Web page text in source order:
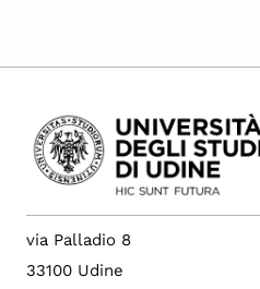
via Palladio 8
33100 Udine